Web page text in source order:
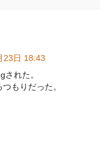
23日 18:43
れた。
もりだった。